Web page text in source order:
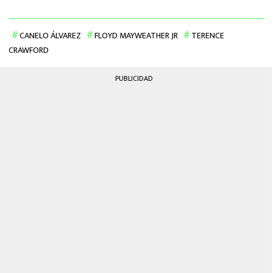
CANELO ÁLVAREZ FLOYD MAYWEATHER JR
TERENCE
CRAWFORD
PUBLICIDAD